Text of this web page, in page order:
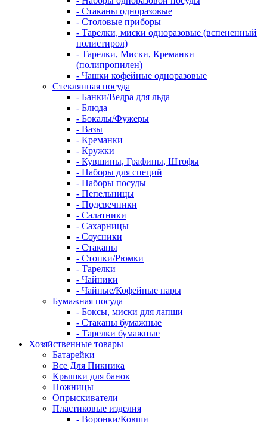
- Стаканы одноразовые
- Столовые приборы
- Тарелки, миски одноразовые (вспененный
полистирол)
- Тарелки, Миски, Креманки
(полипропилен)
- Чашки кофейные одноразовые
Стеклянная посуда
- Банки/Ведра для льда
- Блюда
- Бокалы/Фужеры
- Вазы
- Креманки
- Кружки
- Кувшины, Графины, Штофы
- Наборы для специй
- Наборы посуды
- Пепельницы
- Подсвечники
- Салатники
- Сахарницы
- Соусники
- Стаканы
- Стопки/Рюмки
- Тарелки
- Чайники
- Чайные/Кофейные пары
Бумажная посуда
- Боксы, миски для лапши
- Стаканы бумажные
- Тарелки бумажные
Хозяйственные товары
Батарейки
Все Для Пикника
Крышки для банок
Ножницы
Опрыскиватели
Пластиковые изделия
- Воронки/Ковши